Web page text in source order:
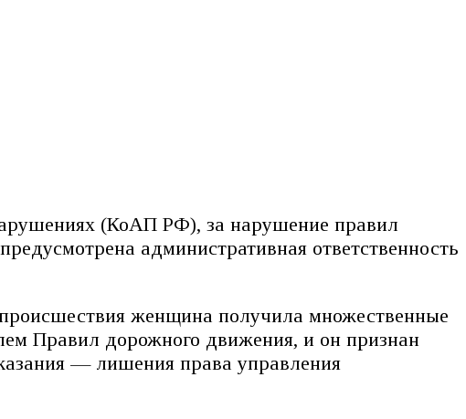
(КоАП РФ), за нарушение правил
административная ответственность
женщина получила множественные
Правил дорожного движения, и он признан
— лишения права управления